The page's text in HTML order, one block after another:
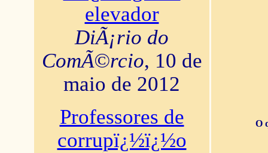
elevador
DiÃ¡rio do
ComÃ©rcio, 10 de
maio de 2012
Professores de
corrupï¿½ï¿½o
O